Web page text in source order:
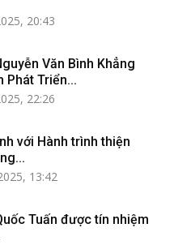
20:43
Văn Bình Khẳng
Phát Triển...
22:26
với Hành trình thiện
13:42
Tuấn được tín nhiệm